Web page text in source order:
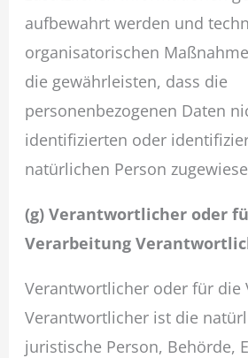
aufbewahrt werden und
organisatorischen
die gewährleisten, dass die
personenbezogenen Daten
identifizierten oder
natürlichen Person
(g) Verantwortlicher oder
Verarbeitung
Verantwortlicher oder für die
Verantwortlicher ist die
juristische Person, Behörde,